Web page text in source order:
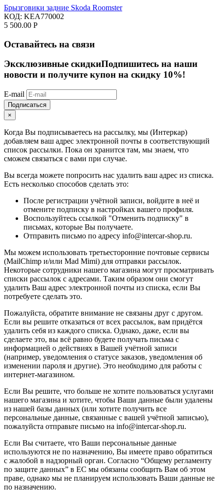
Брызговики задние Skoda Roomster
КОД: KEA770002
5 500.00 Р
Оставайтесь на связи
Эксклюзивные скидкиПодпишитесь на наши
новости и получите купон на скидку 10%!
E-mail
Подписаться
×
Когда Вы подписываетесь на рассылку, мы (Интеркар)
добавляем ваш адрес электронной почты в соответствующий
список рассылки. Пока он хранится там, мы знаем, что
сможем связаться с вами при случае.
Вы всегда можете попросить нас удалить ваш адрес из списка.
Есть несколько способов сделать это:
После регистрации учётной записи, войдите в неё и
отмените подписку в настройках вашего профиля.
Воспользуйтесь ссылкой "Отменить подписку" в
письмах, которые Вы получаете.
Отправить письмо по адресу info@intercar-shop.ru.
Мы можем использовать третьесторонние почтовые сервисы
(MailChimp и/или Mad Mimi) для отправки рассылок.
Некоторые сотрудники нашего магазина могут просматривать
списки рассылок с адресами. Таким образом они смогут
удалить Ваш адрес электронной почты из списка, если Вы
потребуете сделать это.
Пожалуйста, обратите внимание не связаны друг с другом.
Если вы решите отказаться от всех рассылок, вам придётся
удалить себя из каждого списка. Однако, даже, если вы
сделаете это, вы всё равно будете получать письма с
информацией о действиях в Вашей учётной записи
(например, уведомления о статусе заказов, уведомления об
изменении пароля и другие). Это необходимо для работы с
интернет-магазином.
Если Вы решите, что больше не хотите пользоваться услугами
нашего магазина и хотите, чтобы Ваши данные были удалены
из нашей базы данных (или хотите получить все
персональные данные, связанные с вашей учётной записью),
пожалуйста отправьте письмо на info@intercar-shop.ru.
Если Вы считаете, что Ваши персональные данные
используются не по назначению, Вы имеете право обратиться
с жалобой в надзорный орган. Согласно “Общему регламенту
по защите данных” в ЕС мы обязаны сообщить Вам об этом
праве, однако мы не планируем использовать Ваши данные не
по назначению.